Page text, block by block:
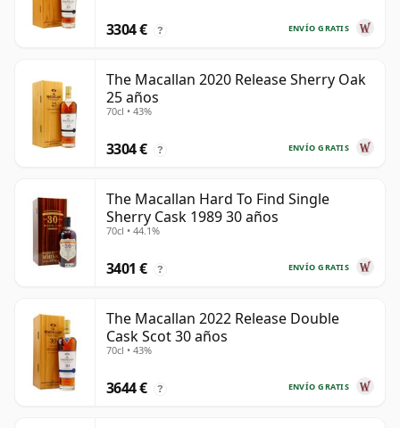
ENVÍO GRATIS
3304 € ?
The Macallan 2020 Release Sherry Oak
25 años
70cl • 43%
ENVÍO GRATIS
3304 € ?
The Macallan Hard To Find Single
Sherry Cask 1989 30 años
70cl • 44.1%
ENVÍO GRATIS
3401 € ?
The Macallan 2022 Release Double
Cask Scot 30 años
70cl • 43%
ENVÍO GRATIS
3644 € ?